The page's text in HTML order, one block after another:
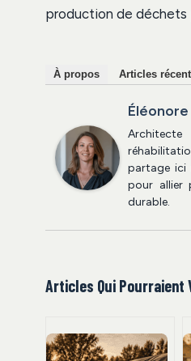
production de déchets
À propos Articles
partage ici
pour allier
durable.
Articles Qui Pourraient